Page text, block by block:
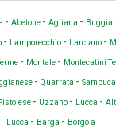
- Abetone - Agliana -
- Lamporecchio - Larciano -
- Montale - Montecatini
- Quarrata -
- Uzzano - Lucca -
Lucca - Barga - Borgo a